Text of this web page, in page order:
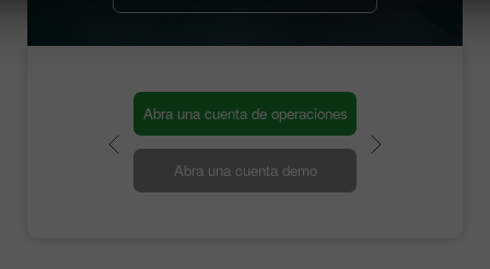
Abra una cuenta de operaciones
Abra una cuenta demo